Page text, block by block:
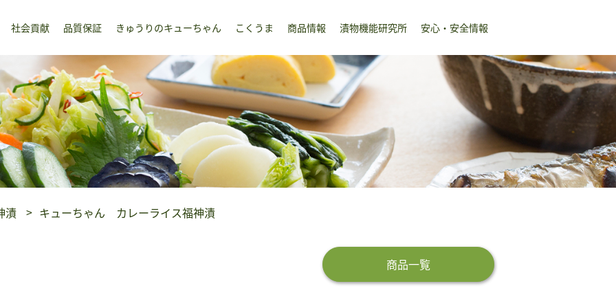
社会貢献 品質保証 きゅうりのキューちゃん こくうま 商品情報 漬物機能研究所 安心・安全情報
漬 キューちゃん カレーライス福神漬
商品一覧